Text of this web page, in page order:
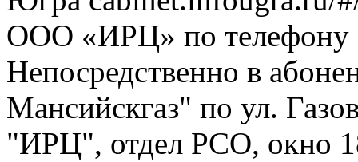
ООО «ИРЦ» по телефону
Непосредственно в
Мансийскгаз" по ул.
"ИРЦ", отдел РСО, окно